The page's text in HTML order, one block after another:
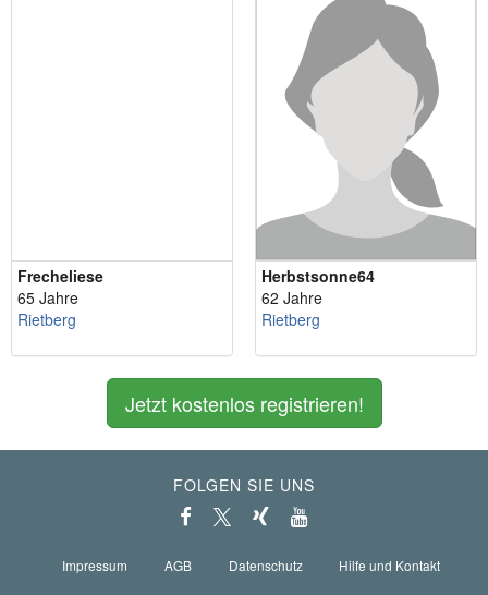
Frecheliese
65 Jahre
Rietberg
Herbstsonne64
62 Jahre
Rietberg
Jetzt kostenlos registrieren!
FOLGEN SIE UNS
Impressum AGB Datenschutz
Hilfe und Kontakt